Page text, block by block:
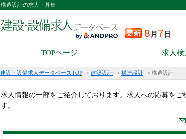
構造設計の求人・募集
8 月 7 日
TOPページ 求人検
建設・設備求人データベースTOP > 建築設計 > 構造設計 > 構造設計
求人情報の一部をご紹介しております。求人への応募を
す。